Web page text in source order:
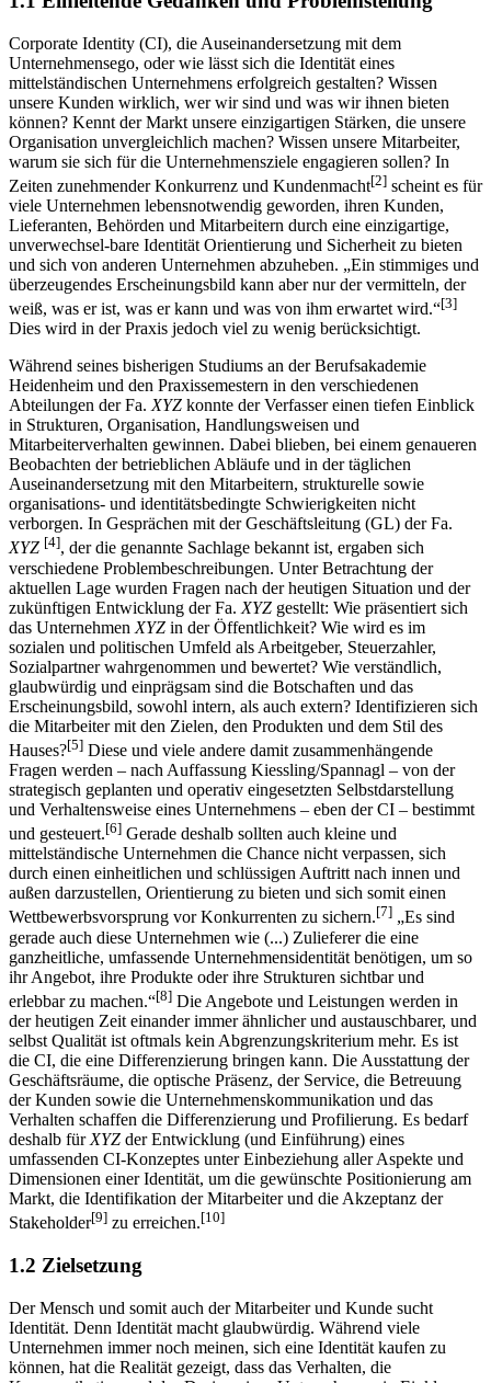
Corporate Identity (CI), die Auseinandersetzung mit dem
Unternehmensego, oder wie lässt sich die Identität eines
mittelständischen Unternehmens erfolgreich gestalten? Wissen
unsere Kunden wirklich, wer wir sind und was wir ihnen bieten
können? Kennt der Markt unsere einzigartigen Stärken, die unsere
Organisation unvergleichlich machen? Wissen unsere Mitarbeiter,
warum sie sich für die Unternehmensziele engagieren sollen? In
Zeiten zunehmender Konkurrenz und Kundenmacht[2]scheint es für
viele Unternehmen lebensnotwendig geworden, ihren Kunden,
Lieferanten, Behörden und Mitarbeitern durch eine einzigartige,
unverwechsel-bare Identität Orientierung und Sicherheit zu bieten
und sich von anderen Unternehmen abzuheben. „Ein stimmiges und
überzeugendes Erscheinungsbild kann aber nur der vermitteln, der
weiß, was er ist, was er kann und was von ihm erwartet wird.“
Während seines bisherigen Studiums an der Berufsakademie
Heidenheim und den Praxissemestern in den verschiedenen
Abteilungen der Fa.XYZkonnte der Verfasser einen tiefen Einblick
in Strukturen, Organisation, Handlungsweisen und
Mitarbeiterverhalten gewinnen. Dabei blieben, bei einem genaueren
Beobachten der betrieblichen Abläufe und in der täglichen
Auseinandersetzung mit den Mitarbeitern, strukturelle sowie
organisations- und identitätsbedingte Schwierigkeiten nicht
verborgen. In Gesprächen mit der Geschäftsleitung (GL) der Fa.
XYZ[4], der die genannte Sachlage bekannt ist, ergaben sich
verschiedene Problembeschreibungen. Unter Betrachtung der
aktuellen Lage wurden Fragen nach der heutigen Situation und der
zukünftigen Entwicklung der Fa.XYZgestellt: Wie präsentiert sich
das UnternehmenXYZin der Öffentlichkeit? Wie wird es im
sozialen und politischen Umfeld als Arbeitgeber, Steuerzahler,
Sozialpartner wahrgenommen und bewertet? Wie verständlich,
glaubwürdig und einprägsam sind die Botschaften und das
Erscheinungsbild, sowohl intern, als auch extern? Identifizieren sich
die Mitarbeiter mit den Zielen, den Produkten und dem Stil des
Hauses? [5]Diese und viele andere damit zusammenhängende
Fragen werden – nach Auffassung Kiessling/Spannagl – von der
strategisch geplanten und operativ eingesetzten Selbstdarstellung
und Verhaltensweise eines Unternehmens – eben der CI – bestimmt
und gesteuert.[6] Gerade deshalb sollten auch kleine und
mittelständische Unternehmen die Chance nicht verpassen, sich
durch einen einheitlichen und schlüssigen Auftritt nach innen und
außen darzustellen, Orientierung zu bieten und sich somit einen
Wettbewerbsvorsprung vor Konkurrenten zu sichern.[7]„Es sind
gerade auch diese Unternehmen wie (...) Zulieferer die eine
ganzheitliche, umfassende Unternehmensidentität benötigen, um so
ihr Angebot, ihre Produkte oder ihre Strukturen sichtbar und
erlebbar zu machen.“[8]Die Angebote und Leistungen werden in
der heutigen Zeit einander immer ähnlicher und austauschbarer, und
selbst Qualität ist oftmals kein Abgrenzungskriterium mehr. Es ist
die CI, die eine Differenzierung bringen kann. Die Ausstattung der
Geschäftsräume, die optische Präsenz, der Service, die Betreuung
der Kunden sowie die Unternehmenskommunikation und das
Verhalten schaffen die Differenzierung und Profilierung. Es bedarf
deshalb fürXYZder Entwicklung (und Einführung) eines
umfassenden CI-Konzeptes unter Einbeziehung aller Aspekte und
Dimensionen einer Identität, um die gewünschte Positionierung am
Markt, die Identifikation der Mitarbeiter und die Akzeptanz der
Der Mensch und somit auch der Mitarbeiter und Kunde sucht
Identität. Denn Identität macht glaubwürdig. Während viele
Unternehmen immer noch meinen, sich eine Identität kaufen zu